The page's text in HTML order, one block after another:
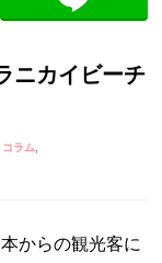
ニカイビーチ
コラム
からの観光客に